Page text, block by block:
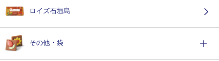
ロイズ石垣島
その他・袋